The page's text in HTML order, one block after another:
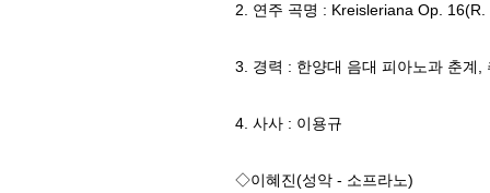
2. 연주 곡명 : Kreisleriana Op.
3. 경력 : 한양대 음대 피아노과 춘계
4. 사사 : 이용규
◇이혜진(성악 - 소프라노)